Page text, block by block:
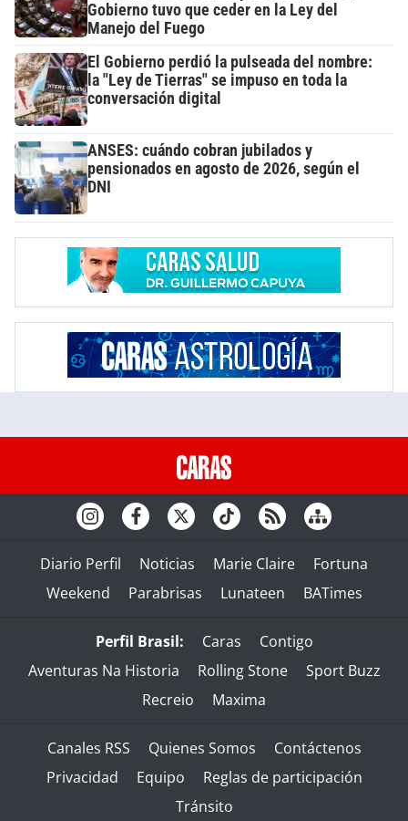
Gobierno tuvo que ceder en la Ley del
Manejo del Fuego
El Gobierno perdió la pulseada del nombre:
la "Ley de Tierras" se impuso en toda la
conversación digital
ANSES: cuándo cobran jubilados y
pensionados en agosto de 2026, según el
DNI
Diario Perfil Noticias Marie Claire
Fortuna
Weekend
Parabrisas Lunateen BATimes
Perfil Brasil: Caras
Contigo
Aventuras Na Historia
Rolling Stone
Sport Buzz
Recreio
Maxima
Canales RSS Quienes Somos
Contáctenos
Privacidad
Equipo
Reglas de participación
Tránsito